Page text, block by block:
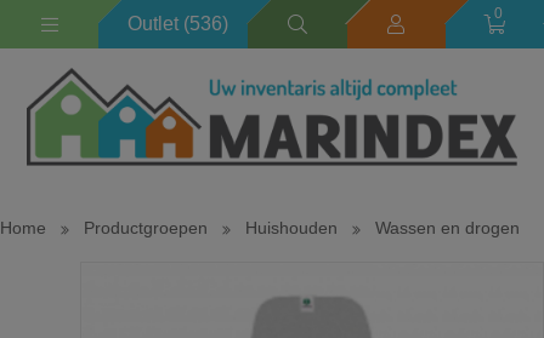
Outlet (536) 0
Home Productgroepen Huishouden Wassen en drogen